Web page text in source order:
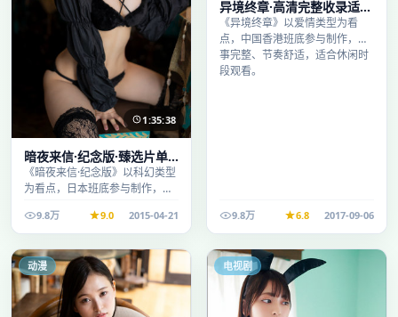
1:35:38
暗夜来信·纪念版·臻选片单
推荐画质清晰观看流畅
《暗夜来信·纪念版》以科幻类型
为看点，日本班底参与制作，叙
段观看。
9.8万 9.0 2015-04-21
异境终章·高清完整收录适合
周末一口气刷完
《异境终章》以爱情类型为看
点，中国香港班底参与制作，叙
事完整、节奏舒适，适合休闲时
段观看。
9.8万 6.8 2017-09-06
动漫 电视剧